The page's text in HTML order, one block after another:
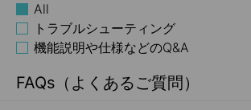
All
トラブルシューティング
機能説明や仕様などのQ&A
FAQs（よくあるご質問）